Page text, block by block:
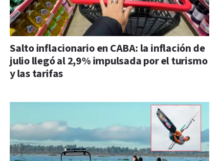
Salto inflacionario en CABA: la inflación de
julio llegó al 2,9% impulsada por el turismo
y las tarifas